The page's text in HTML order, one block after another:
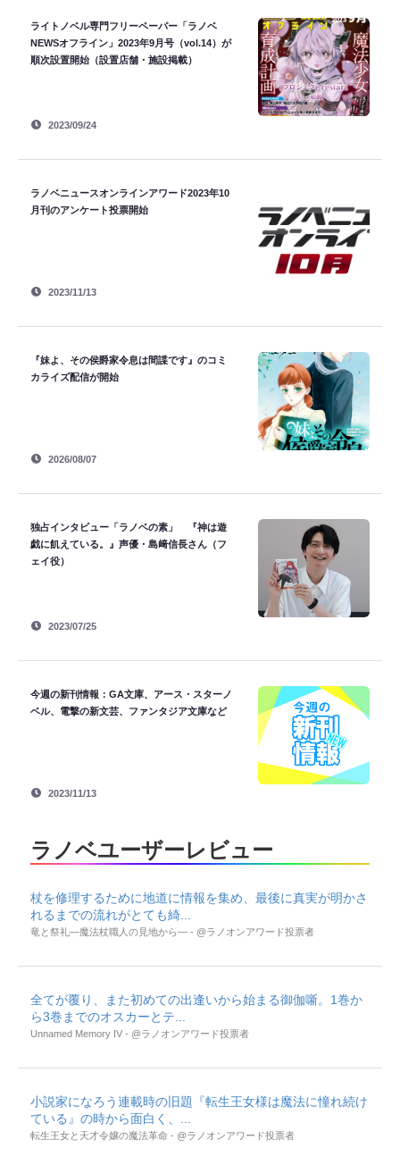
ライトノベル専門フリーペーパー「ラノベ
NEWSオフライン」2023年9月号（vol.14）が
順次設置開始（設置店舗・施設掲載）
2023/09/24
ラノベニュースオンラインアワード2023年10
月刊のアンケート投票開始
2023/11/13
『妹よ、その侯爵家令息は間諜です』のコミ
カライズ配信が開始
2026/08/07
独占インタビュー「ラノベの素」 『神は遊
戯に飢えている。』声優・島﨑信長さん（フ
ェイ役）
2023/07/25
今週の新刊情報：GA文庫、アース・スターノ
ベル、電撃の新文芸、ファンタジア文庫など
2023/11/13
ラノベユーザーレビュー
杖を修理するために地道に情報を集め、最後に真実が明かさ
れるまでの流れがとても綺...
竜と祭礼―魔法杖職人の見地から― - @ラノオンアワード投票者
全てが覆り、また初めての出逢いから始まる御伽噺。1巻か
ら3巻までのオスカーとテ...
Unnamed Memory IV - @ラノオンアワード投票者
小説家になろう連載時の旧題『転生王女様は魔法に憧れ続け
ている』の時から面白く、...
転生王女と天才令嬢の魔法革命 - @ラノオンアワード投票者